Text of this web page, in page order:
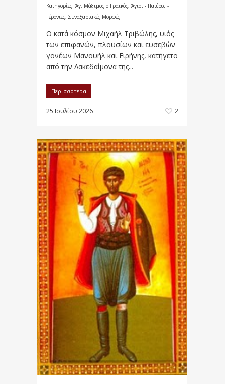
Κατηγορίες: Άγ. Μάξιμος ο Γραικός, Άγιοι - Πατέρες -
Γέροντες, Συναξαριακές Μορφές
Ο κατά κόσμον Μιχαήλ Τριβώλης, υιός
των επιφανών, πλουσίων και ευσεβών
γονέων Μανουήλ και Ειρήνης, κατήγετο
από την Λακεδαίμονα της...
Περισσότερα
25 Ιουλίου 2026 2